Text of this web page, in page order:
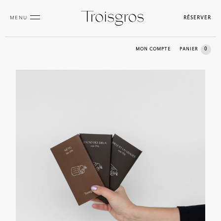
MENU RÉSERVER
MON COMPTE PANIER 0